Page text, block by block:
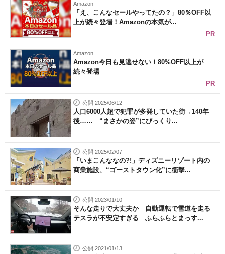
Amazon
「え、こんなセールやってたの？」80％OFF以
上が続々登場！Amazonの本気が...
PR
Amazon
Amazon今日も見逃せない！80%OFF以上が
続々登場
PR
公開 2025/06/12
人口6000人超で犯罪が多発していた街→140年
後…… “まさかの姿”にびっくり...
公開 2025/02/07
「いまこんななの?!」ディズニーリゾート内の
商業施設、“ゴーストタウン化”に衝撃...
公開 2023/01/10
そんな走りで大丈夫か 自動運転で雪道を走る
テスラが不安定すぎる ふらふらとまっす...
公開 2021/01/13